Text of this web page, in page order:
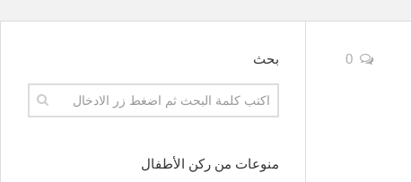
0 بحث
منوعات من ركن الأطفال